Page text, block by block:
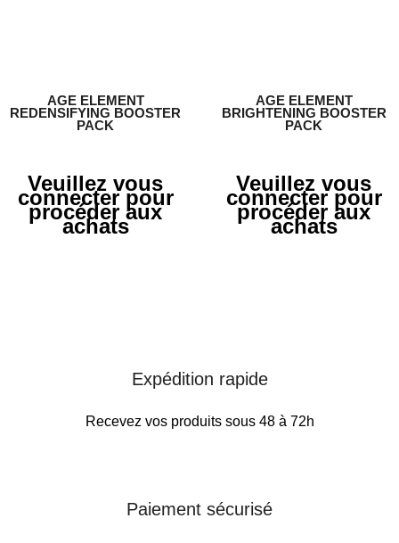
AGE ELEMENT
REDENSIFYING BOOSTER
PACK
Veuillez vous
connecter pour
procéder aux
achats
AGE ELEMENT
BRIGHTENING BOOSTER
PACK
Veuillez vous
connecter pour
procéder aux
achats
Expédition rapide
Recevez vos produits sous 48 à 72h
Paiement sécurisé